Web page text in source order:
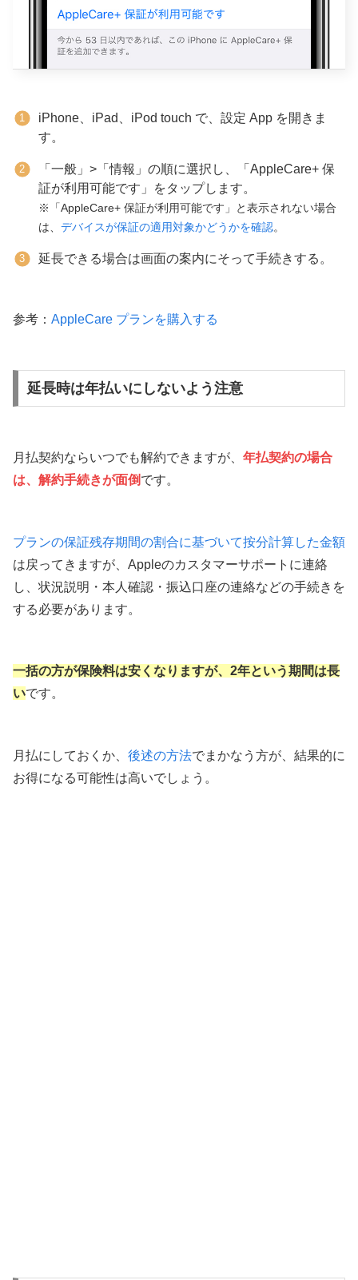
iPhone、iPad、iPod touch で、設定 App を開きま
す。
「一般」>「情報」の順に選択し、「AppleCare+ 保
証が利用可能です」をタップします。
※「AppleCare+ 保証が利用可能です」と表示されない場合
は、 デバイスが保証の適用対象かどうかを確認。
延長できる場合は画面の案内にそって手続きする。
参考： AppleCare プランを購入する
延長時は年払いにしないよう注意
月払契約ならいつでも解約できますが、 年払契約の場合
は、解約手続きが面倒です。
プランの保証残存期間の割合に基づいて按分計算した金額
は戻ってきますが、Appleのカスタマーサポートに連絡
し、状況説明・本人確認・振込口座の連絡などの手続きを
する必要があります。
一括の方が保険料は安くなりますが、2年という期間は長
いです。
月払にしておくか、 後述の方法でまかなう方が、結果的に
お得になる可能性は高いでしょう。